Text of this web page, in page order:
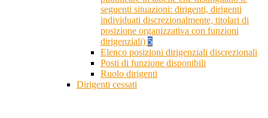
seguenti situazioni: dirigenti, dirigenti
individuati discrezionalmente, titolari di
posizione organizzativa con funzioni
dirigenziali) 5
Elenco posizioni dirigenziali discrezionali
Posti di funzione disponibili
Ruolo dirigenti
Dirigenti cessati